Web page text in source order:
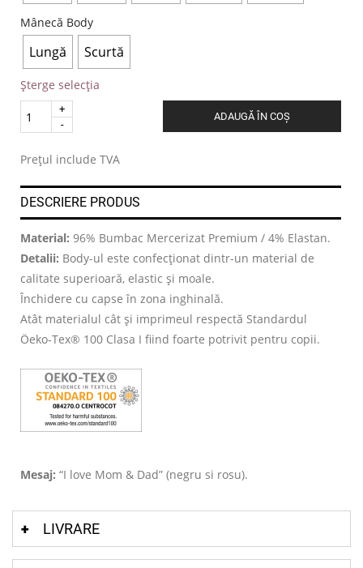
Mânecă Body
Lungă Scurtă
Șterge selecția
Quantity
ADAUGĂ ÎN COȘ
Prețul include TVA
DESCRIERE PRODUS
Material: 96% Bumbac Mercerizat Premium / 4% Elastan.
Detalii: Body-ul este confecționat dintr-un material de
calitate superioară, elastic și moale.
Închidere cu capse în zona inghinală.
Atât materialul cât și imprimeul respectă Standardul
Öeko-Tex® 100 Clasa I fiind foarte potrivit pentru copii.
Mesaj: “I love Mom & Dad” (negru si rosu).
LIVRARE